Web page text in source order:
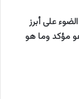
على أبرز
مؤكد وما هو